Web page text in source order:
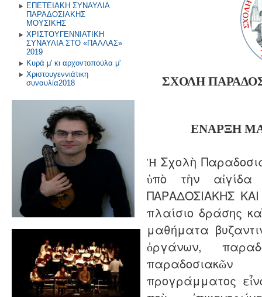
ΕΠΕΤΕΙΑΚΗ ΣΥΝΑΥΛΙΑ
ΠΑΡΑΔΟΣΙΑΚΗΣ
ΜΟΥΣΙΚΗΣ
ΧΡΙΣΤΟΥΓΕΝΝΙΑΤΙΚΗ
ΣΥΝΑΥΛΙΑ ΣΤΟ «ΠΑΛΛΑΣ»
2019
Κυρά μ' κι αρχοντοπούλα μ'
Χριστουγεννιάτικη
συναυλία2018
ΣΧΟΛΗ
ΕΝΑΡΞΗ
Ἡ Σχολὴ
ὑπὸ τὴν αἰγίδα
ΠΑΡΑΔΟΣΙΑΚΗΣ
πλαίσιο δράσης
μαθήματα
ὀργάνων,
προγράμματος